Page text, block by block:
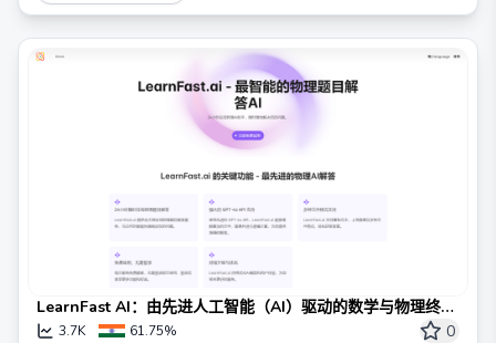
LearnFast AI：由先进人工智能（AI）驱动的数学与物理终极
解题工具
3.7K 61.75% 0